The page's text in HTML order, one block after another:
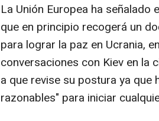
La Unión Europea ha
que en principio recogerá un
para lograr la paz en Ucrania,
conversaciones con Kiev en la
a que revise su postura ya
razonables" para iniciar